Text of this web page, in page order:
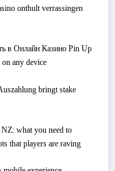
onthult verrassingen
в Онлайн Казино Pin Up
any device
bringt stake
what you need to
that players are raving